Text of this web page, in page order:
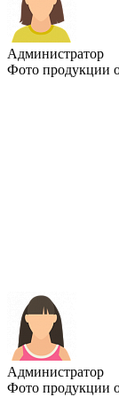
Администратор
Фото продукции
Администратор
Фото продукции